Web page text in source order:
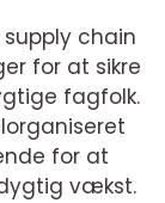
chain
for at sikre
fagfolk.
for at
vækst.